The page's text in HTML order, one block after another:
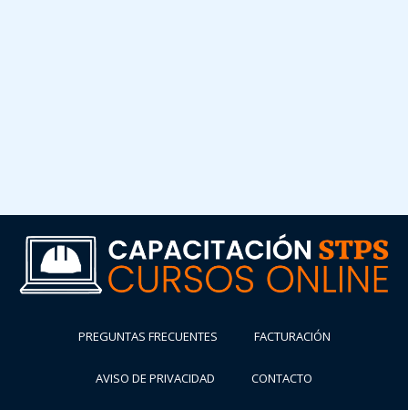
PREGUNTAS FRECUENTES FACTURACIÓN
AVISO DE PRIVACIDAD CONTACTO